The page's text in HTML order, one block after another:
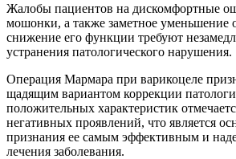
Жалобы пациентов на дискомфортные
мошонки, а также заметное уменьшение
снижение его функции требуют
устранения патологического нарушения.
Операция Мармара при варикоцеле
щадящим вариантом коррекции
положительных характеристик
негативных проявлений, что является
признания ее самым эффективным и
лечения заболевания.